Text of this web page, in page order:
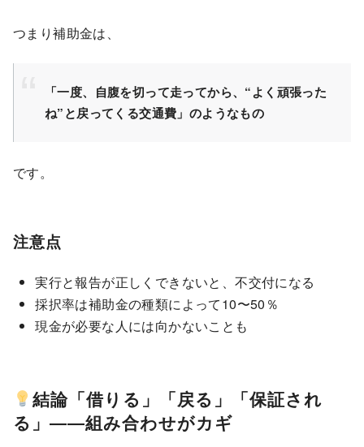
つまり補助金は、
「一度、自腹を切って走ってから、“よく頑張った
ね”と戻ってくる交通費」のようなもの
です。
注意点
実行と報告が正しくできないと、不交付になる
採択率は補助金の種類によって10〜50％
現金が必要な人には向かないことも
結論「借りる」「戻る」「保証され
る」――組み合わせがカギ